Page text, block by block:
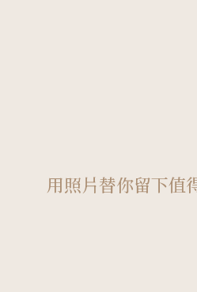
用照片替你留下值